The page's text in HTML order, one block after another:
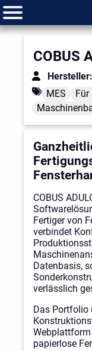
COBUS
Hersteller:
MES
COBUS
Fertiger von
verbindet
Datenbasis,
verlässlich
Das Portfolio
papierlose